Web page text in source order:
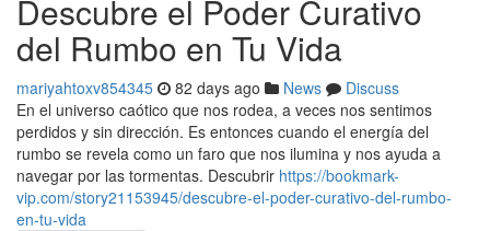
Descubre el Poder Curativo
del Rumbo en Tu Vida
mariyahtoxv854345 82 days ago News
Discuss
En el universo caótico que nos rodea, a veces nos sentimos
perdidos y sin dirección. Es entonces cuando el energía del
rumbo se revela como un faro que nos ilumina y nos ayuda a
navegar por las tormentas. Descubrir https://bookmark-
vip.com/story21153945/descubre-el-poder-curativo-del-rumbo-
en-tu-vida